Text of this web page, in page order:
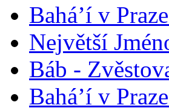
Bahá’í v
Největší
Báb -
Bahá’í v